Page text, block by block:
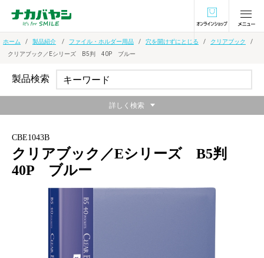
オンラインショ
ホーム 製品紹介 ファイル・ホルダー用品 穴を開けずにとじる
クリアブック
クリアブック／Eシリーズ B5判 40P ブルー
CBE1043B
クリアブック／Eシリーズ B5判
40P ブルー
製品検索
詳しく検索